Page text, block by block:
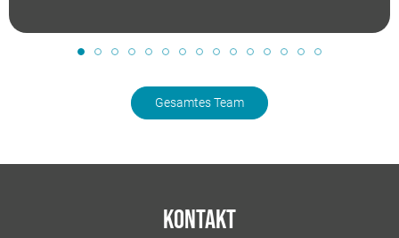
Gesamtes Team
Kontakt